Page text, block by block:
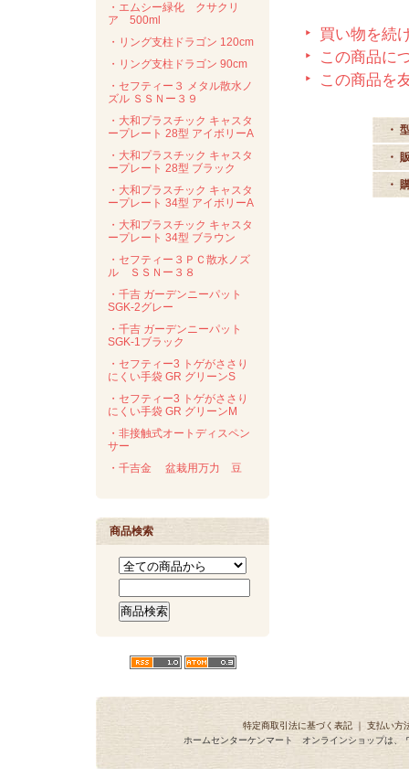
・エムシー緑化 クサクリ
ア 500ml
・リング支柱ドラゴン 120cm
・リング支柱ドラゴン 90cm
・セフティー３ メタル散水ノ
ズル ＳＳＮー３９
・大和プラスチック キャスタ
ープレート 28型 アイボリーA
・大和プラスチック キャスタ
ープレート 28型 ブラック
・大和プラスチック キャスタ
ープレート 34型 アイボリーA
・大和プラスチック キャスタ
ープレート 34型 ブラウン
・セフティー３ＰＣ散水ノズ
ル ＳＳＮー３８
・千吉 ガーデンニーパット
SGK-2グレー
・千吉 ガーデンニーパット
SGK-1ブラック
・セフティー3 トゲがささり
にくい手袋 GR グリーンS
・セフティー3 トゲがささり
にくい手袋 GR グリーンM
・非接触式オートディスペン
サー
・千吉金 盆栽用万力 豆
商品検索
買い物を続
この商品に
この商品を
・
・
・
特定商取引法に基づく表記 ｜ 支払い方
ホームセンターケンマート オンラインショップは、